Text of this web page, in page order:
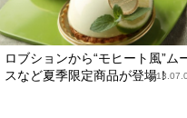
ロブションから“モヒート風”ム
スなど夏季限定商品が登場！